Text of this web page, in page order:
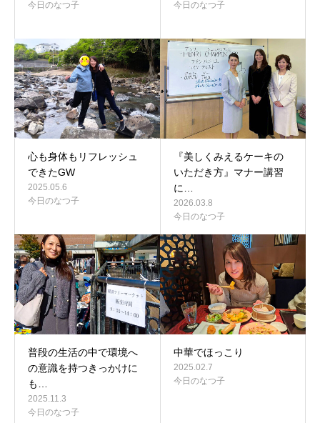
今日のなつ子 今日のなつ子
心も身体もリフレッシュ
できたGW
2025.05.6
今日のなつ子
『美しくみえるケーキの
いただき方』マナー講習
に…
2026.03.8
今日のなつ子
普段の生活の中で環境へ
の意識を持つきっかけに
も…
2025.11.3
今日のなつ子
中華でほっこり
2025.02.7
今日のなつ子